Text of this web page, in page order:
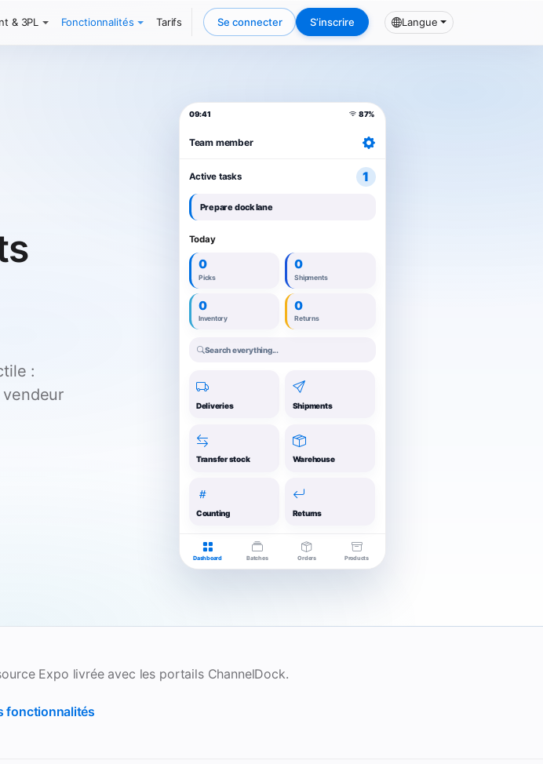
& 3PL Fonctionnalités Tarifs Se connecter S’inscrire Langue
:
09:41 87%
Team member
Active tasks 1
Prepare dock lane
Today
0
Picks
0
Shipments
0
Inventory
0
Returns
Search everything...
Deliveries Shipments
Transfer stock Warehouse
Counting Returns
Dashboard Batches Orders Products
Expo livrée avec les portails ChannelDock.
fonctionnalités